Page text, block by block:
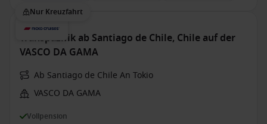
Nur Kreuzfahrt
Transpazifik ab Santiago de Chile, Chile auf der
VASCO DA GAMA
Ab Santiago de Chile An Tokio
VASCO DA GAMA
Vollpension